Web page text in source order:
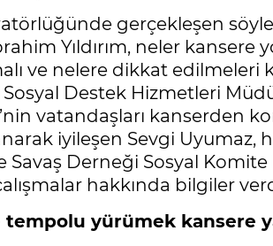
gerçekleşen
Yıldırım, neler
ve nelere dikkat edilmeleri
Destek Hizmetleri
vatandaşları kanserden
iyileşen Sevgi Uyumaz,
Savaş Derneği Sosyal
hakkında bilgiler
yürümek kansere